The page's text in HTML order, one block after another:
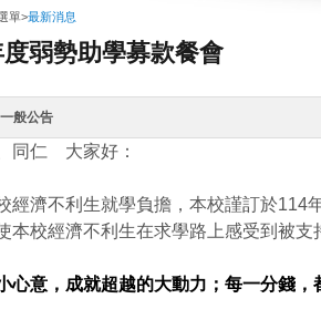
單>最新消息
弱勢助學募款餐會
一般公告
同仁 大家好：
經濟不利生就學負擔， 本校謹訂於114
本校經濟不利生在求學路上感受到被支
心意，成就超越的大動力；每一分錢，